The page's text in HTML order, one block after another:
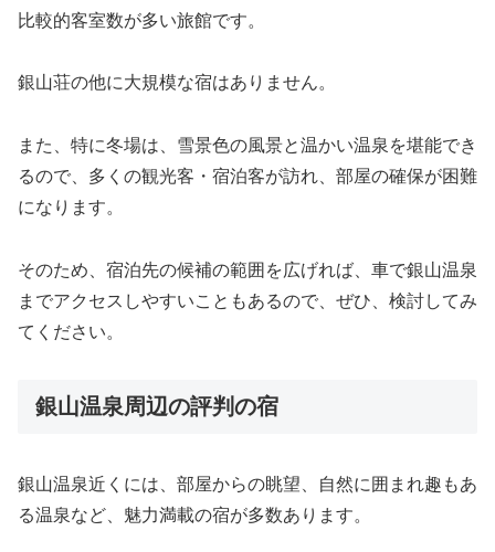
比較的客室数が多い旅館です。
銀山荘の他に大規模な宿はありません。
また、特に冬場は、雪景色の風景と温かい温泉を堪能でき
るので、多くの観光客・宿泊客が訪れ、部屋の確保が困難
になります。
そのため、宿泊先の候補の範囲を広げれば、車で銀山温泉
までアクセスしやすいこともあるので、ぜひ、検討してみ
てください。
銀山温泉周辺の評判の宿
銀山温泉近くには、部屋からの眺望、自然に囲まれ趣もあ
る温泉など、魅力満載の宿が多数あります。